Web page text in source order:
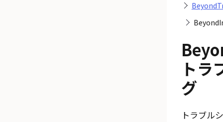
トラ
グ
トラブル